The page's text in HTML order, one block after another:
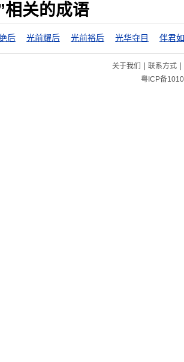
相关的成语
后 光前耀后 光前裕后 光华夺目
关于我们 | 联系方式|
粤ICP备